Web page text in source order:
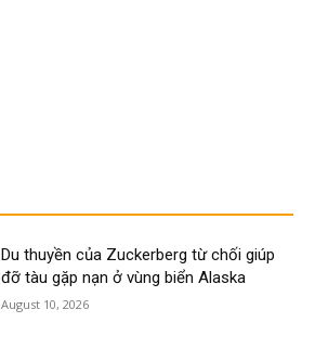
Du thuyền của Zuckerberg từ chối giúp
đỡ tàu gặp nạn ở vùng biển Alaska
August 10, 2026